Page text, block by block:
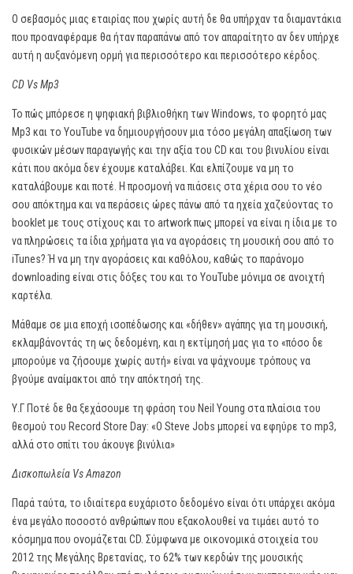
Ο σεβασμός μιας εταιρίας που χωρίς αυτή δε θα υπήρχαν τα διαμαντάκια
που προαναφέραμε θα ήταν παραπάνω από τον απαραίτητο αν δεν υπήρχε
αυτή η αυξανόμενη ορμή για περισσότερο και περισσότερο κέρδος.
CD Vs Mp3
Το πώς μπόρεσε η ψηφιακή βιβλιοθήκη των Windows, το φορητό μας
Mp3 και το YouTube να δημιουργήσουν μια τόσο μεγάλη απαξίωση των
φυσικών μέσων παραγωγής και την αξία του CD και του βινυλίου είναι
κάτι που ακόμα δεν έχουμε καταλάβει. Και ελπίζουμε να μη το
καταλάβουμε και ποτέ. Η προσμονή να πιάσεις στα χέρια σου το νέο
σου απόκτημα και να περάσεις ώρες πάνω από τα ηχεία χαζεύοντας το
booklet με τους στίχους και το artwork πως μπορεί να είναι η ίδια με το
να πληρώσεις τα ίδια χρήματα για να αγοράσεις τη μουσική σου από το
iTunes? Ή να μη την αγοράσεις και καθόλου, καθώς το παράνομο
downloading είναι στις δόξες του και το YouTube μόνιμα σε ανοιχτή
καρτέλα.
Μάθαμε σε μια εποχή ισοπέδωσης και «δήθεν» αγάπης για τη μουσική,
εκλαμβάνοντάς τη ως δεδομένη, και η εκτίμησή μας για το «πόσο δε
μπορούμε να ζήσουμε χωρίς αυτή» είναι να ψάχνουμε τρόπους να
βγούμε αναίμακτοι από την απόκτησή της.
Υ.Γ Ποτέ δε θα ξεχάσουμε τη φράση του Neil Young στα πλαίσια του
θεσμού του Record Store Day: «O Steve Jobs μπορεί να εφηύρε το mp3,
αλλά στο σπίτι του άκουγε βινύλια»
Δισκοπωλεία Vs Amazon
Παρά ταύτα, το ιδιαίτερα ευχάριστο δεδομένο είναι ότι υπάρχει ακόμα
ένα μεγάλο ποσοστό ανθρώπων που εξακολουθεί να τιμάει αυτό το
κόσμημα που ονομάζεται CD. Σύμφωνα με οικονομικά στοιχεία του
2012 της Μεγάλης Βρετανίας, το 62% των κερδών της μουσικής